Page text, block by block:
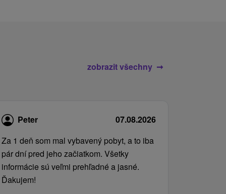
zobrazit všechny
Peter
07.08.2026
Za 1 deň som mal vybavený pobyt, a to iba
pár dní pred jeho začiatkom. Všetky
informácie sú veľmi prehľadné a jasné.
Ďakujem!